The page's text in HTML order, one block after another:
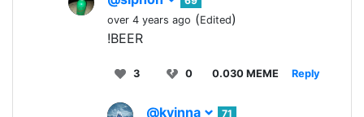
over 4 years ago (Edited)
!BEER
3 0 0.030 MEME Reply
@kvinna 71